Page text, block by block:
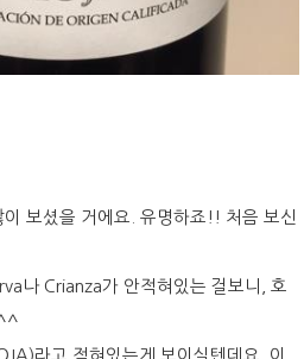
보셨을 거에요. 유명하죠!! 처음 보신
나 Crianza가 안적혀있는 걸보니, 호
라고 적혀있는게 보이실텐데요. 이